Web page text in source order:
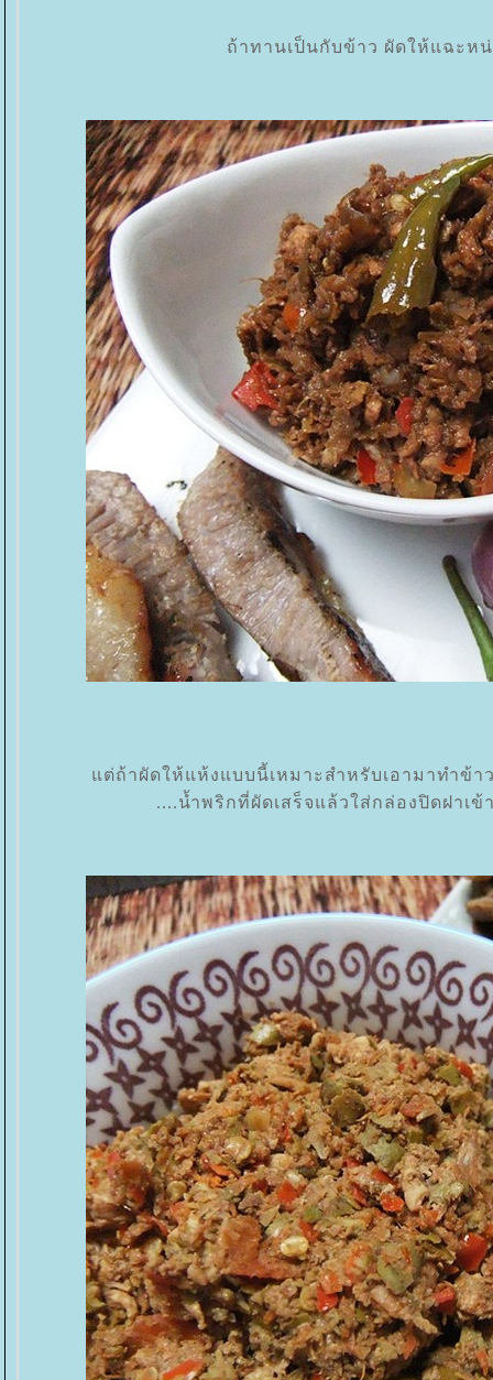
ถ้าทานเป็นกับข้าว ผัดให้แฉะห
ต่ถ้าผัดให้แห้งแบบนี้เหมาะสำหรับเอามาทำข้า
....น้ำพริกที่ผัดเสร็จแล้วใส่กล่องปิดฝาเ